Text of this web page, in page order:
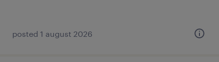
posted 1 august 2026